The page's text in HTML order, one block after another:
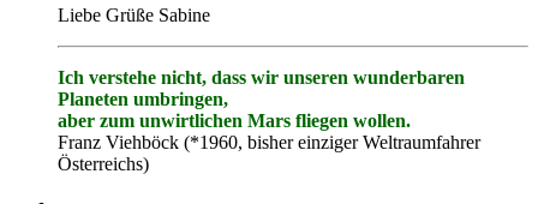
Liebe Grüße Sabine
Ich verstehe nicht, dass wir unseren wunderbaren
Planeten umbringen,
aber zum unwirtlichen Mars fliegen wollen.
Franz Viehböck (*1960, bisher einziger Weltraumfahrer
Österreichs)